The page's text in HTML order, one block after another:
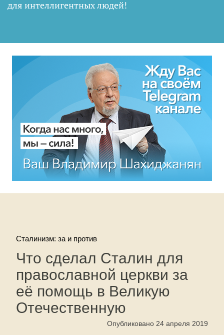
для интеллигентных людей!
Сталинизм: за и против
Что сделал Сталин для
православной церкви за
её помощь в Великую
Отечественную
Опубликовано 24 апреля 2019